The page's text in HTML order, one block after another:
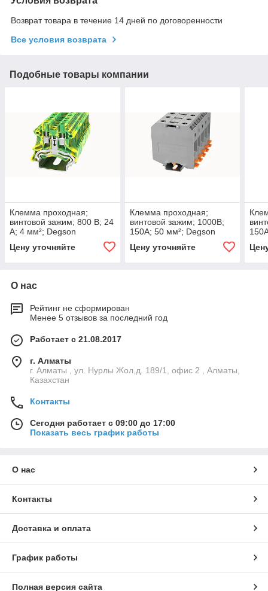
Возврат товара в течение 14 дней по договоренности
Все условия возврата
Подобные товары компании
Клемма проходная;
винтовой зажим; 800 В; 24
А; 4 мм²; Degson
Цену уточняйте
Клемма проходная;
винтовой зажим; 1000В;
150А; 50 мм²; Degson
Цену уточняйте
О нас
Рейтинг не сформирован
Менее 5 отзывов за последний год
Работает с 21.08.2017
г. Алматы
г. Алматы , ул. Нурлы Жол,д. 189/1, офис 2 , Алматы,
Казахстан
Контакты
Сегодня работает с 09:00 до 17:00
Показать весь график работы
О нас
Контакты
Доставка и оплата
График работы
Полная версия сайта